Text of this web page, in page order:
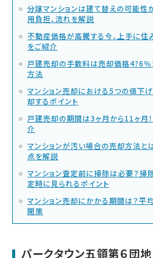
分譲マンションは建て替えの可能性
用負担、流れを解説
不動産価格が高騰する今、上手に住
をご紹介
戸建売却の手数料は売却価格4?6％
方法
マンション売却における5つの値下
却するポイント
戸建売却の期間は3ヶ月から11ヶ月
介
マンションが汚い場合の売却方法と
点を解説
マンション査定前に掃除は必要？掃
定時に見られるポイント
マンション売却にかかる期間は？平
開策
パークタウン五領第６団